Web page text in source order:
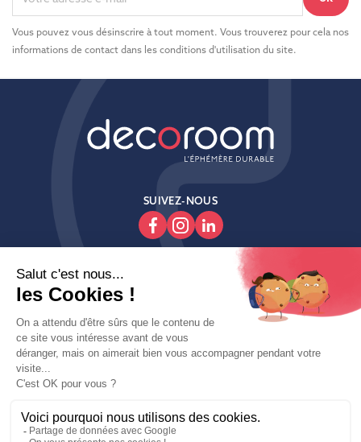
Vous pouvez vous désinscrire à tout moment. Vous trouverez pour cela nos
informations de contact dans les conditions d'utilisation du site.
SUIVEZ-NOUS
Produits 
Decoroom
Contactez-Nous